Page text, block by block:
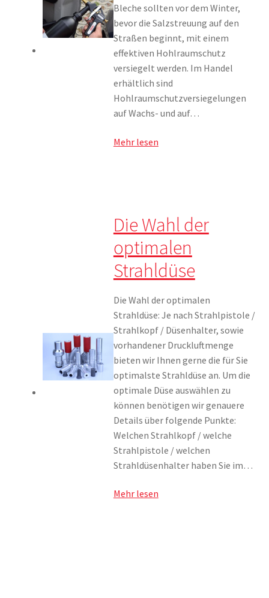
Bleche sollten vor dem Winter,
bevor die Salzstreuung auf den
Straßen beginnt, mit einem
effektiven Hohlraumschutz
versiegelt werden. Im Handel
erhältlich sind
Hohlraumschutzversiegelungen
auf Wachs- und auf…
Mehr lesen
Die Wahl der
optimalen
Strahldüse
Die Wahl der optimalen
Strahldüse: Je nach Strahlpistole /
Strahlkopf / Düsenhalter, sowie
vorhandener Druckluftmenge
bieten wir Ihnen gerne die für Sie
optimalste Strahldüse an. Um die
optimale Düse auswählen zu
können benötigen wir genauere
Details über folgende Punkte:
Welchen Strahlkopf / welche
Strahlpistole / welchen
Strahldüsenhalter haben Sie im…
Mehr lesen